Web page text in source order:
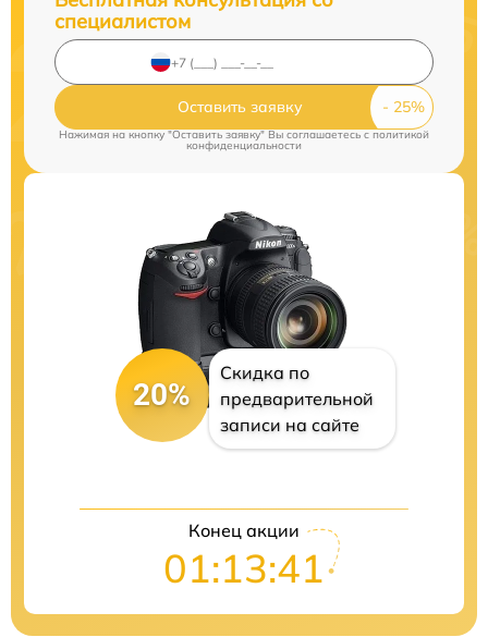
специалистом
Оставить заявку
Нажимая на кнопку "Оставить заявку" Вы соглашаетесь cполитикой
конфиденциальности
20%
Скидка по
предварительной
записи на сайте
Конец акции
01:13:41